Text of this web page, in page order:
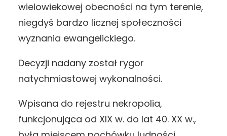
wielowiekowej obecności na tym terenie,
niegdyś bardzo licznej społeczności
wyznania ewangelickiego.
Decyzji nadany został rygor
natychmiastowej wykonalności.
Wpisana do rejestru nekropolia,
funkcjonująca od XIX w. do lat 40. XX w.,